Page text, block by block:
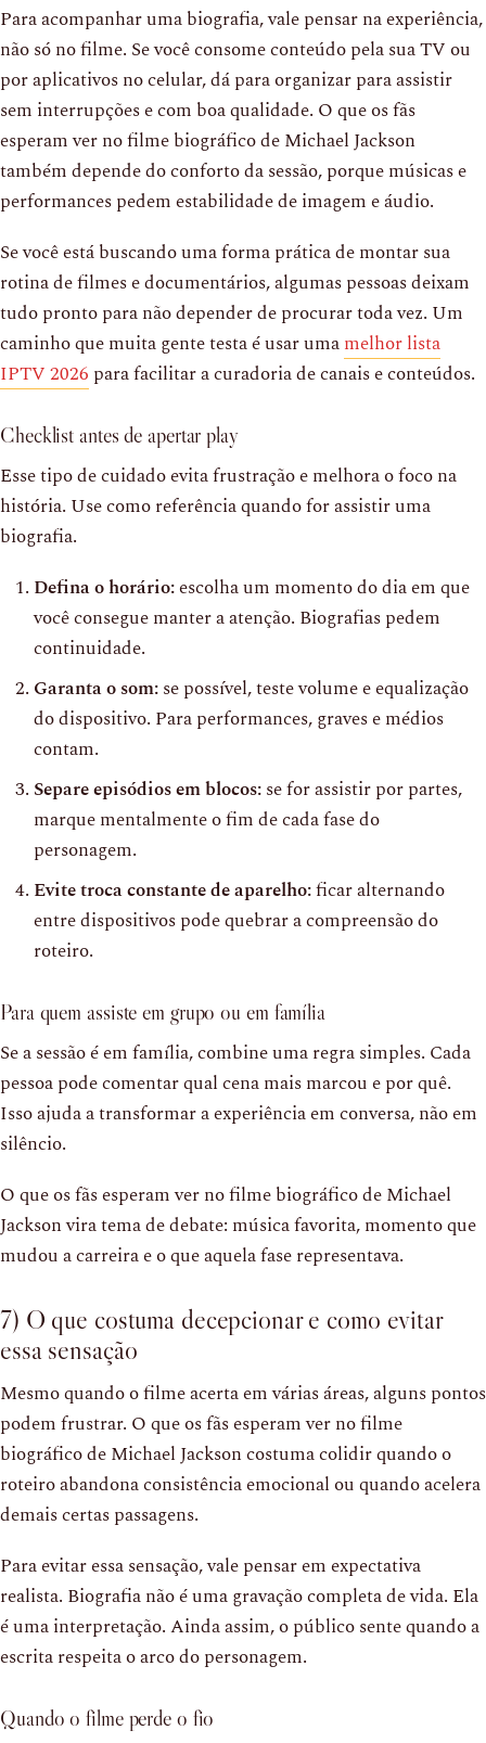
Para acompanhar uma biografia, vale pensar na experiência,
não só no filme. Se você consome conteúdo pela sua TV ou
por aplicativos no celular, dá para organizar para assistir
sem interrupções e com boa qualidade. O que os fãs
esperam ver no filme biográfico de Michael Jackson
também depende do conforto da sessão, porque músicas e
performances pedem estabilidade de imagem e áudio.
Se você está buscando uma forma prática de montar sua
rotina de filmes e documentários, algumas pessoas deixam
tudo pronto para não depender de procurar toda vez. Um
caminho que muita gente testa é usar umamelhor lista
IPTV 2026 para facilitar a curadoria de canais e conteúdos.
Checklist antes de apertar play
Esse tipo de cuidado evita frustração e melhora o foco na
história. Use como referência quando for assistir uma
biografia.
Defina o horário:escolha um momento do dia em que
você consegue manter a atenção. Biografias pedem
continuidade.
Garanta o som:se possível, teste volume e equalização
do dispositivo. Para performances, graves e médios
contam.
Separe episódios em blocos:se for assistir por partes,
marque mentalmente o fim de cada fase do
personagem.
Evite troca constante de aparelho:ficar alternando
entre dispositivos pode quebrar a compreensão do
roteiro.
Para quem assiste em grupo ou em família
Se a sessão é em família, combine uma regra simples. Cada
pessoa pode comentar qual cena mais marcou e por quê.
Isso ajuda a transformar a experiência em conversa, não em
silêncio.
O que os fãs esperam ver no filme biográfico de Michael
Jackson vira tema de debate: música favorita, momento que
mudou a carreira e o que aquela fase representava.
7) O que costuma decepcionar e como evitar
essa sensação
Mesmo quando o filme acerta em várias áreas, alguns pontos
podem frustrar. O que os fãs esperam ver no filme
biográfico de Michael Jackson costuma colidir quando o
roteiro abandona consistência emocional ou quando acelera
demais certas passagens.
Para evitar essa sensação, vale pensar em expectativa
realista. Biografia não é uma gravação completa de vida. Ela
é uma interpretação. Ainda assim, o público sente quando a
escrita respeita o arco do personagem.
Quando o filme perde o fio